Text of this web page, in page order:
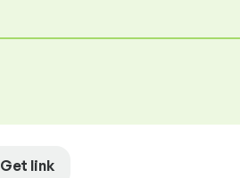
Get link